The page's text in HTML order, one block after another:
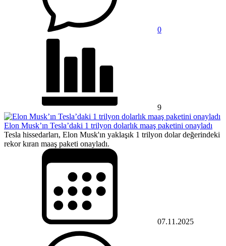
0
9
Elon Musk’ın Tesla’daki 1 trilyon dolarlık maaş paketini onayladı
Tesla hissedarları, Elon Musk'ın yaklaşık 1 trilyon dolar değerindeki
rekor kıran maaş paketi onayladı.
07.11.2025